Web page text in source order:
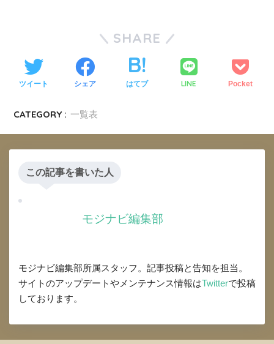
SHARE
ツイート シェア はてブ LINE Pocket
CATEGORY : 一覧表
この記事を書いた人
モジナビ編集部
モジナビ編集部所属スタッフ。記事投稿と告知を担当。
サイトのアップデートやメンテナンス情報はTwitterで投稿
しております。